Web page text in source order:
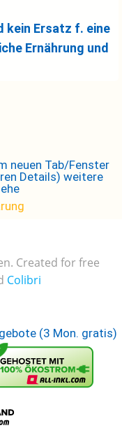
kein Ersatz f. eine
Ernährung und
neuen Tab/Fenster
Details) weitere
Created for free
Colibri
(3 Mon. gratis)